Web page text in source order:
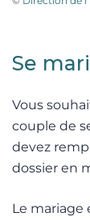
Se
Vous
couple de
devez
dossier en
Le mariage